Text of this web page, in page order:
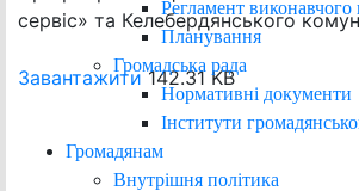
Регламент виконавчого
Планування
Громадська рада
Нормативні документи
Інститути
Громадянам
Внутрішня політика
сервіс» та Келебердянського
Завантажити142.31 KB